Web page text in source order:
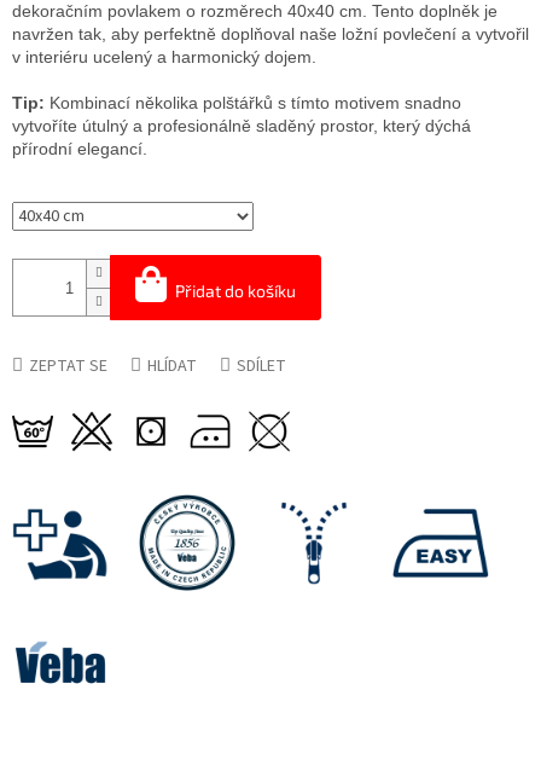
Přidat do košíku
dekoračním povlakem o rozměrech 40x40 cm. Tento doplněk je
navržen tak, aby perfektně doplňoval naše ložní povlečení a vytvořil
v interiéru ucelený a harmonický dojem.
Tip: Kombinací několika polštářků s tímto motivem snadno
vytvoříte útulný a profesionálně sladěný prostor, který dýchá
přírodní elegancí.
ZEPTAT SE HLÍDAT SDÍLET